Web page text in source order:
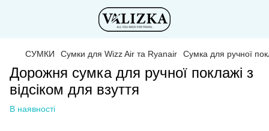
СУМКИ Сумки для Wizz Air та Ryanair Сумка для ручної
Дорожня сумка для ручної поклажі з
відсіком для взуття
В наявності